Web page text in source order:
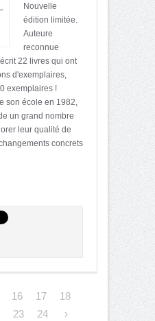
Nouvelle
édition limitée.
Auteure
reconnue
22 livres qui ont
d'exemplaires,
exemplaires !
son école en 1982,
un grand nombre
leur qualité de
concrets
16 17
18
23 24
›